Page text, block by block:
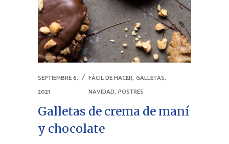
SEPTIEMBRE 6,
2021
FÁCIL DE HACER, GALLETAS,
NAVIDAD, POSTRES
Galletas de crema de maní
y chocolate